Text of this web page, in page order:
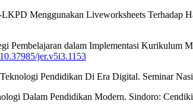
Menggunakan Liveworksheets Terhadap
dalam Implementasi Kurikulum
jer.v5i3.1153
Pendidikan Di Era Digital. Seminar
Dalam Pendidikan Modern. Sindoro: